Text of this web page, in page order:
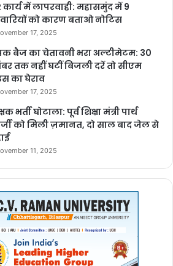
कार्य में लापरवाही: महासमुंद में 9
को कारण बताओ नोटिस
17, 2025
बैज का चेतावनी भरा अल्टीमेटम: 30
तक नहीं घटीं बिजली दरें तो सीएम
का घेराव
17, 2025
भर्ती घोटाला: पूर्व शिक्षा मंत्री पार्थ
को मिली ज़मानत, दो साल बाद जेल से
11, 2025